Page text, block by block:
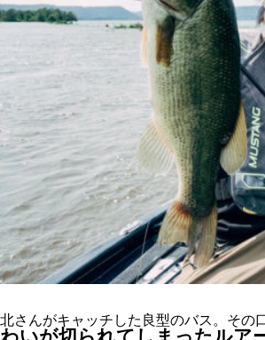
北さんがキャッチした良型のバス。その
わいが切られてしまったルア